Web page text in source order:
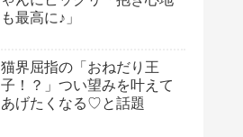
も最高に♪」
猫界屈指の「おねだり王
子！？」つい望みを叶えて
あげたくなる♡と話題